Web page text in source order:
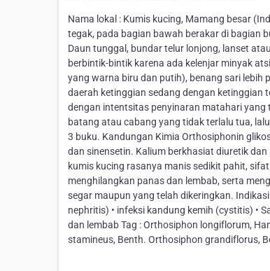
Nama lokal : Kumis kucing, Mamang besar
tegak, pada bagian bawah berakar di bagian
Daun tunggal, bundar telur lonjong, lanset
berbintik-bintik karena ada kelenjar minyak
yang warna biru dan putih), benang sari lebih
daerah ketinggian sedang dengan ketinggian
dengan intentsitas penyinaran matahari yang
batang atau cabang yang tidak terlalu tua,
3 buku. Kandungan Kimia Orthosiphonin
dan sinensetin. Kalium berkhasiat diuretik
kumis kucing rasanya manis sedikit pahit,
menghilangkan panas dan lembab, serta
segar maupun yang telah dikeringkan.
nephritis) • infeksi kandung kemih (cystitis) •
dan lembab Tag : Orthosiphon longiflorum,
stamineus, Benth. Orthosiphon grandiflorus,